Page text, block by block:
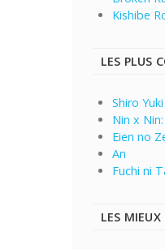
Kishibe
LES PLUS
Shiro
Nin x
Eien no
An
Fuchi ni
LES